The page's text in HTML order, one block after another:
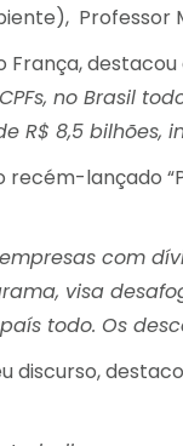
Professor
no Brasil
R$ 8,5 bilhões,
lançado
com
visa
todo. Os
discurso,